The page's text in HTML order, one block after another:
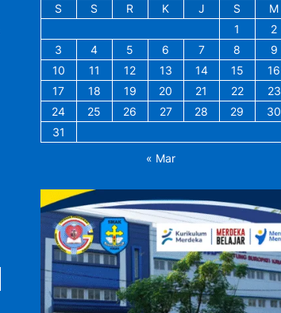
S S R K J S
M
1
2
3
4 5 6 7 8
9
10
11 12 13 14 15
16
17
18 19 20 21 22
23
24
25 26 27 28 29
30
31
« Mar